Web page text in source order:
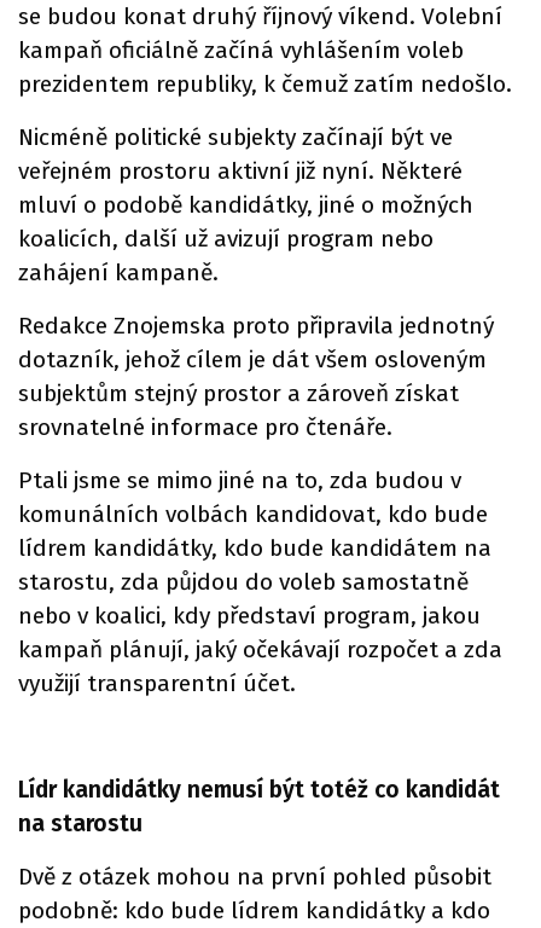
se budou konat druhý říjnový víkend. Volební
kampaň oficiálně začíná vyhlášením voleb
prezidentem republiky, k čemuž zatím nedošlo.
Nicméně politické subjekty začínají být ve
veřejném prostoru aktivní již nyní. Některé
mluví o podobě kandidátky, jiné o možných
koalicích, další už avizují program nebo
zahájení kampaně.
Redakce Znojemska proto připravila jednotný
dotazník, jehož cílem je dát všem osloveným
subjektům stejný prostor a zároveň získat
srovnatelné informace pro čtenáře.
Ptali jsme se mimo jiné na to, zda budou v
komunálních volbách kandidovat, kdo bude
lídrem kandidátky, kdo bude kandidátem na
starostu, zda půjdou do voleb samostatně
nebo v koalici, kdy představí program, jakou
kampaň plánují, jaký očekávají rozpočet a zda
využijí transparentní účet.
Lídr kandidátky nemusí být totéž co kandidát
na starostu
Dvě z otázek mohou na první pohled působit
podobně: kdo bude lídrem kandidátky a kdo